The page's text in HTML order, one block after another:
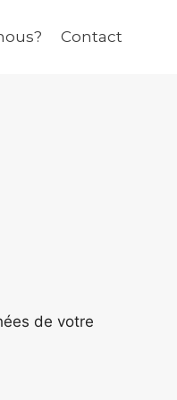
Contact
de votre